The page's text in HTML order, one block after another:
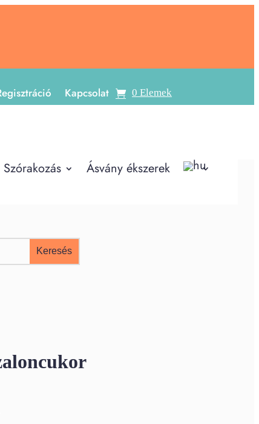
Kapcsolat 0 Elemek
Szórakozás Ásvány ékszerek